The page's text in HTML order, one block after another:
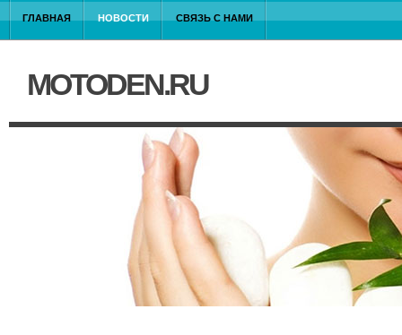
ГЛАВНАЯ НОВОСТИ СВЯЗЬ С НАМИ
MOTODEN.RU